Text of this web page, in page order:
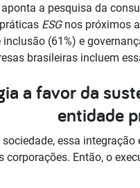
a pesquisa da
ESGnos próximos
(61%) e
brasileiras incluem
a favor da
entidade
essa
corporações. Então, o